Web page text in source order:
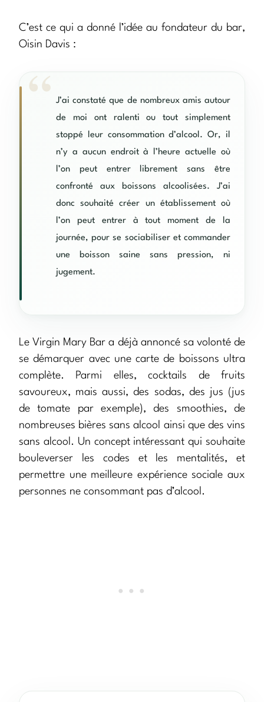
C’est ce qui a donné l’idée au fondateur du bar,
Oisin Davis :
J’ai constaté que de nombreux amis autour
de moi ont ralenti ou tout simplement
stoppé leur consommation d’alcool. Or, il
n’y a aucun endroit à l’heure actuelle où
l’on peut entrer librement sans être
confronté aux boissons alcoolisées. J’ai
donc souhaité créer un établissement où
l’on peut entrer à tout moment de la
journée, pour se sociabiliser et commander
une boisson saine sans pression, ni
jugement.
Le Virgin Mary Bar a déjà annoncé sa volonté de
se démarquer avec une carte de boissons ultra
complète. Parmi elles, cocktails de fruits
savoureux, mais aussi, des sodas, des jus (jus
de tomate par exemple), des smoothies, de
nombreuses bières sans alcool ainsi que des vins
sans alcool. Un concept intéressant qui souhaite
bouleverser les codes et les mentalités, et
permettre une meilleure expérience sociale aux
personnes ne consommant pas d’alcool.